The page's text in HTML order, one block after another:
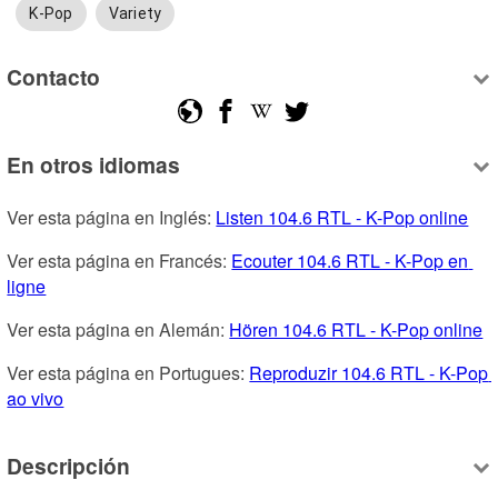
K-Pop Variety
Contacto
En otros idiomas
Ver esta página en Inglés: Listen 104.6 RTL - K-Pop online
Ver esta página en Francés: Ecouter 104.6 RTL - K-Pop en
ligne
Ver esta página en Alemán: Hören 104.6 RTL - K-Pop online
Ver esta página en Portugues: Reproduzir 104.6 RTL - K-Pop
ao vivo
Descripción